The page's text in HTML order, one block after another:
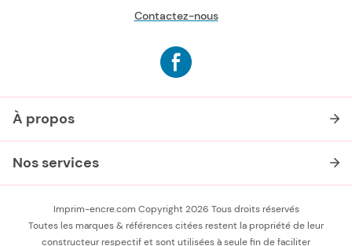
Contactez-nous
À propos
Nos services
Imprim-encre.com Copyright 2026 Tous droits réservés
Toutes les marques & références citées restent la propriété de leur
constructeur respectif et sont utilisées à seule fin de faciliter